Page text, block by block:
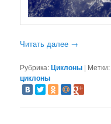
Читать далее →
Рубрика:Циклоны | Метки:
циклоны